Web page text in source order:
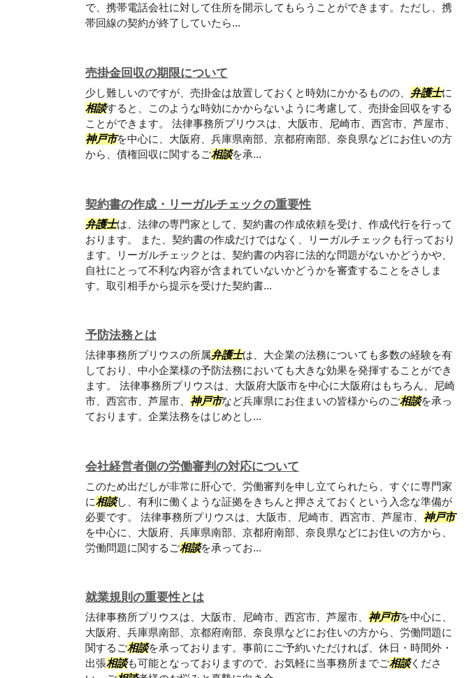
で、携帯電話会社に対して住所を開示してもらうことができます。ただし、携
帯回線の契約が終了していたら...
売掛金回収の期限について
少し難しいのですが、売掛金は放置しておくと時効にかかるものの、 弁護士に
相談すると、このような時効にかからないように考慮して、売掛金回収をする
ことができます。 法律事務所プリウスは、大阪市、尼崎市、西宮市、芦屋市、
神戸市を中心に、大阪府、兵庫県南部、京都府南部、奈良県などにお住いの方
から、債権回収に関するご相談を承...
契約書の作成・リーガルチェックの重要性
弁護士は、法律の専門家として、契約書の作成依頼を受け、作成代行を行って
おります。 また、契約書の作成だけではなく、リーガルチェックも行っており
ます。リーガルチェックとは、契約書の内容に法的な問題がないかどうかや、
自社にとって不利な内容が含まれていないかどうかを審査することをさしま
す。取引相手から提示を受けた契約書...
予防法務とは
法律事務所プリウスの所属弁護士は、大企業の法務についても多数の経験を有
しており、中小企業様の予防法務においても大きな効果を発揮することができ
ます。 法律事務所プリウスは、大阪府大阪市を中心に大阪府はもちろん、尼崎
市、西宮市、芦屋市、 神戸市など兵庫県にお住まいの皆様からのご相談を承っ
ております。企業法務をはじめとし...
会社経営者側の労働審判の対応について
このため出だしが非常に肝心で、労働審判を申し立てられたら、すぐに専門家
に相談し、有利に働くような証拠をきちんと押さえておくという入念な準備が
必要です。 法律事務所プリウスは、大阪市、尼崎市、西宮市、芦屋市、 神戸市
を中心に、大阪府、兵庫県南部、京都府南部、奈良県などにお住いの方から、
労働問題に関するご相談を承ってお...
就業規則の重要性とは
法律事務所プリウスは、大阪市、尼崎市、西宮市、芦屋市、 神戸市を中心に、
大阪府、兵庫県南部、京都府南部、奈良県などにお住いの方から、労働問題に
関するご相談を承っております。事前にご予約いただければ、休日・時間外・
出張相談も可能となっておりますので、お気軽に当事務所までご相談くださ